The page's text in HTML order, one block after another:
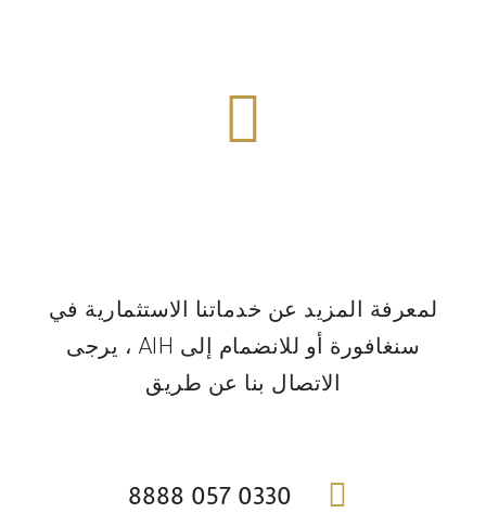
لمعرفة المزيد عن خدماتنا الاستثمارية في
سنغافورة أو للانضمام إلى AIH ، يرجى
الاتصال بنا عن طريق
0330 057 8888